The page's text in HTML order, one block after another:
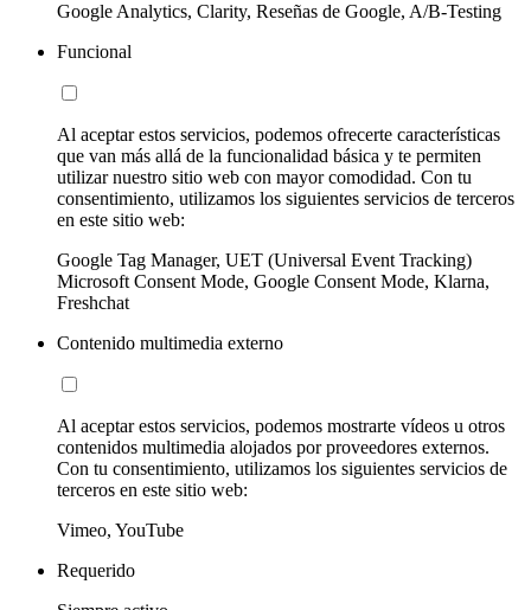
Google Analytics, Clarity, Reseñas de Google, A/B-Testing
Funcional
Al aceptar estos servicios, podemos ofrecerte características
que van más allá de la funcionalidad básica y te permiten
utilizar nuestro sitio web con mayor comodidad. Con tu
consentimiento, utilizamos los siguientes servicios de terceros
en este sitio web:
Google Tag Manager, UET (Universal Event Tracking)
Microsoft Consent Mode, Google Consent Mode, Klarna,
Freshchat
Contenido multimedia externo
Al aceptar estos servicios, podemos mostrarte vídeos u otros
contenidos multimedia alojados por proveedores externos.
Con tu consentimiento, utilizamos los siguientes servicios de
terceros en este sitio web:
Vimeo, YouTube
Requerido